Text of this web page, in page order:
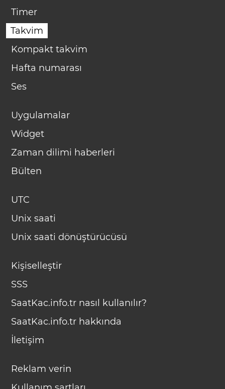
Timer
Takvim
Kompakt takvim
Hafta numarası
Ses
Uygulamalar
Widget
Zaman dilimi haberleri
Bülten
UTC
Unix saati
Unix saati dönüştürücüsü
Kişiselleştir
SSS
SaatKac.info.tr nasıl kullanılır?
SaatKac.info.tr hakkında
İletişim
Reklam verin